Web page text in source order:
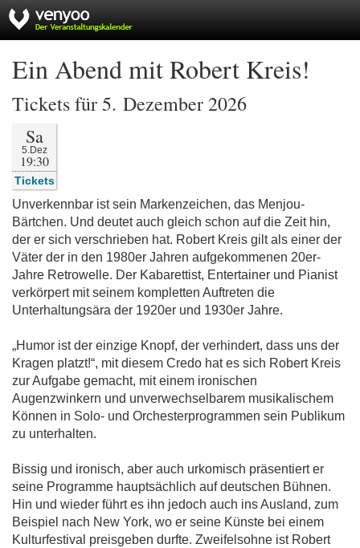
Ein Abend mit Robert Kreis!
Tickets für 5. Dezember 2026
Sa
5.Dez
19:30
Tickets
Unverkennbar ist sein Markenzeichen, das Menjou-
Bärtchen. Und deutet auch gleich schon auf die Zeit hin,
der er sich verschrieben hat. Robert Kreis gilt als einer der
Väter der in den 1980er Jahren aufgekommenen 20er-
Jahre Retrowelle. Der Kabarettist, Entertainer und Pianist
verkörpert mit seinem kompletten Auftreten die
Unterhaltungsära der 1920er und 1930er Jahre.
„Humor ist der einzige Knopf, der verhindert, dass uns der
Kragen platzt!“, mit diesem Credo hat es sich Robert Kreis
zur Aufgabe gemacht, mit einem ironischen
Augenzwinkern und unverwechselbarem musikalischem
Können in Solo- und Orchesterprogrammen sein Publikum
zu unterhalten.
Bissig und ironisch, aber auch urkomisch präsentiert er
seine Programme hauptsächlich auf deutschen Bühnen.
Hin und wieder führt es ihn jedoch auch ins Ausland, zum
Beispiel nach New York, wo er seine Künste bei einem
Kulturfestival preisgeben durfte. Zweifelsohne ist Robert